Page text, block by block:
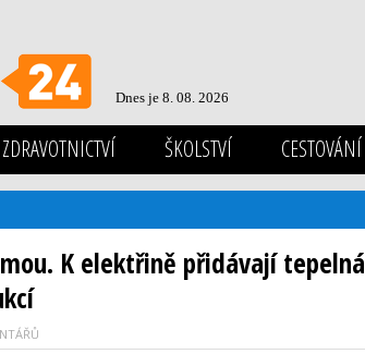
Dnes je 8. 08. 2026
ZDRAVOTNICTVÍ ŠKOLSTVÍ CESTOVÁNÍ
K elektřině přidávají tepelná